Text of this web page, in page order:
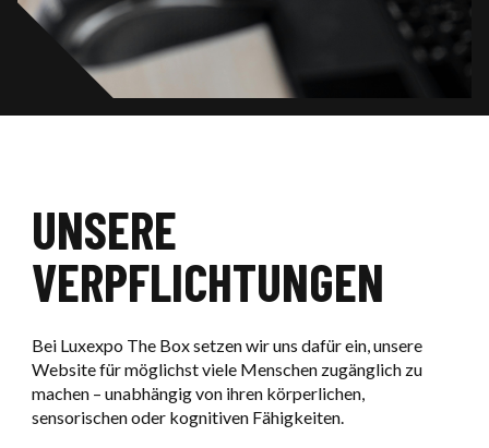
UNSERE
VERPFLICHTUNGEN
Bei Luxexpo The Box setzen wir uns dafür ein, unsere
Website für möglichst viele Menschen zugänglich zu
machen – unabhängig von ihren körperlichen,
sensorischen oder kognitiven Fähigkeiten.